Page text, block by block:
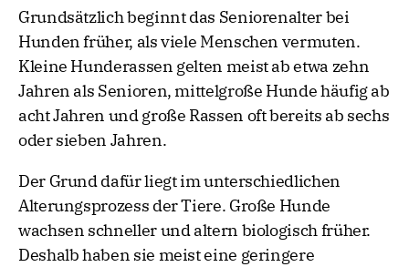
Grundsätzlich beginnt das Seniorenalter bei
Hunden früher, als viele Menschen vermuten.
Kleine Hunderassen gelten meist ab etwa zehn
Jahren als Senioren, mittelgroße Hunde häufig ab
acht Jahren und große Rassen oft bereits ab sechs
oder sieben Jahren.
Der Grund dafür liegt im unterschiedlichen
Alterungsprozess der Tiere. Große Hunde
wachsen schneller und altern biologisch früher.
Deshalb haben sie meist eine geringere